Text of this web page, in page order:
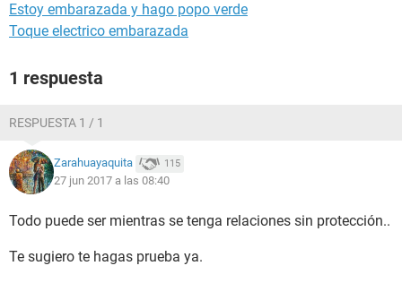
Estoy embarazada y hago popo verde
Toque electrico embarazada
1 respuesta
RESPUESTA 1 / 1
Zarahuayaquita 115
27 jun 2017 a las 08:40
Todo puede ser mientras se tenga relaciones sin protección..
Te sugiero te hagas prueba ya.